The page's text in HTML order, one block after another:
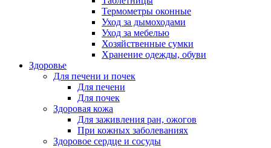
Термометры оконные
Уход за дымоходами
Уход за мебелью
Хозяйственные сумки
Хранение одежды, обуви
Здоровье
Для печени и почек
Для печени
Для почек
Здоровая кожа
Для заживления ран, ожогов
При кожных заболеваниях
Здоровое сердце и сосуды